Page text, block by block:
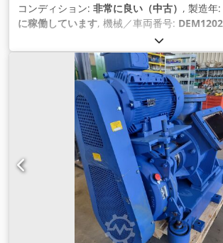
コンディション: 非常に良い（中古） , 製造年:
に稼働しています, 機械／車両番号:
1,000 mm
1,000 mm, 出力:1.1 キロワット (1.50 馬力),
, 冷却方式:空気, 最大回転速度:1,420 回